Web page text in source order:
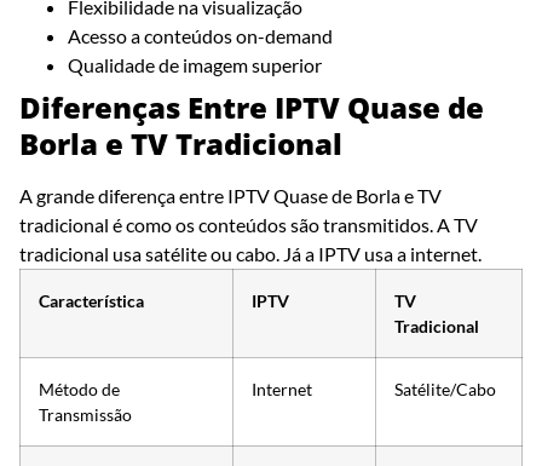
Flexibilidade na visualização
Acesso a conteúdos on-demand
Qualidade de imagem superior
Diferenças Entre IPTV Quase de
Borla e TV Tradicional
A grande diferença entre IPTV Quase de Borla e TV
tradicional é como os conteúdos são transmitidos. A TV
tradicional usa satélite ou cabo. Já a IPTV usa a internet.
Característica IPTV
TV
Tradicional
Método de
Transmissão
Internet Satélite/Cabo